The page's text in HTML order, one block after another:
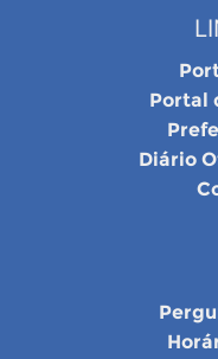
Portal
Diário